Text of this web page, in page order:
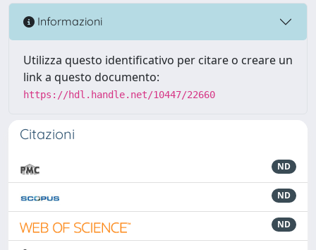
Informazioni
Utilizza questo identificativo per citare o creare un
link a questo documento:
https://hdl.handle.net/10447/22660
Citazioni
ND
ND
ND